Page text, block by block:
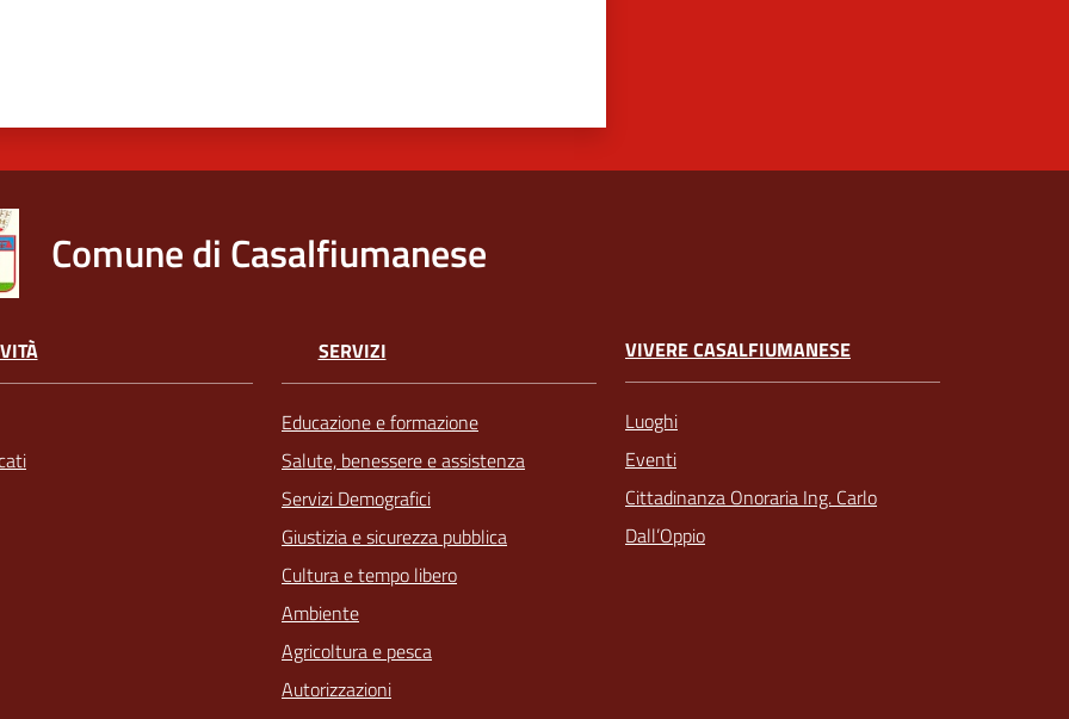
Comune di Casalfiumanese
SERVIZI
Educazione e formazione
Salute, benessere e assistenza
Servizi Demografici
Giustizia e sicurezza pubblica
Cultura e tempo libero
Ambiente
Agricoltura e pesca
Autorizzazioni
VIVERE CASALFIUMANESE
Luoghi
Eventi
Cittadinanza Onoraria Ing. Carlo
Dall’Oppio